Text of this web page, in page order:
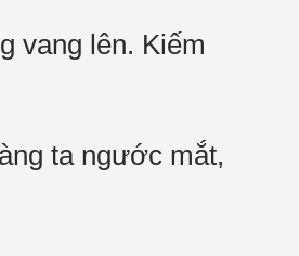
vang lên. Kiếm
ta ngước mắt,